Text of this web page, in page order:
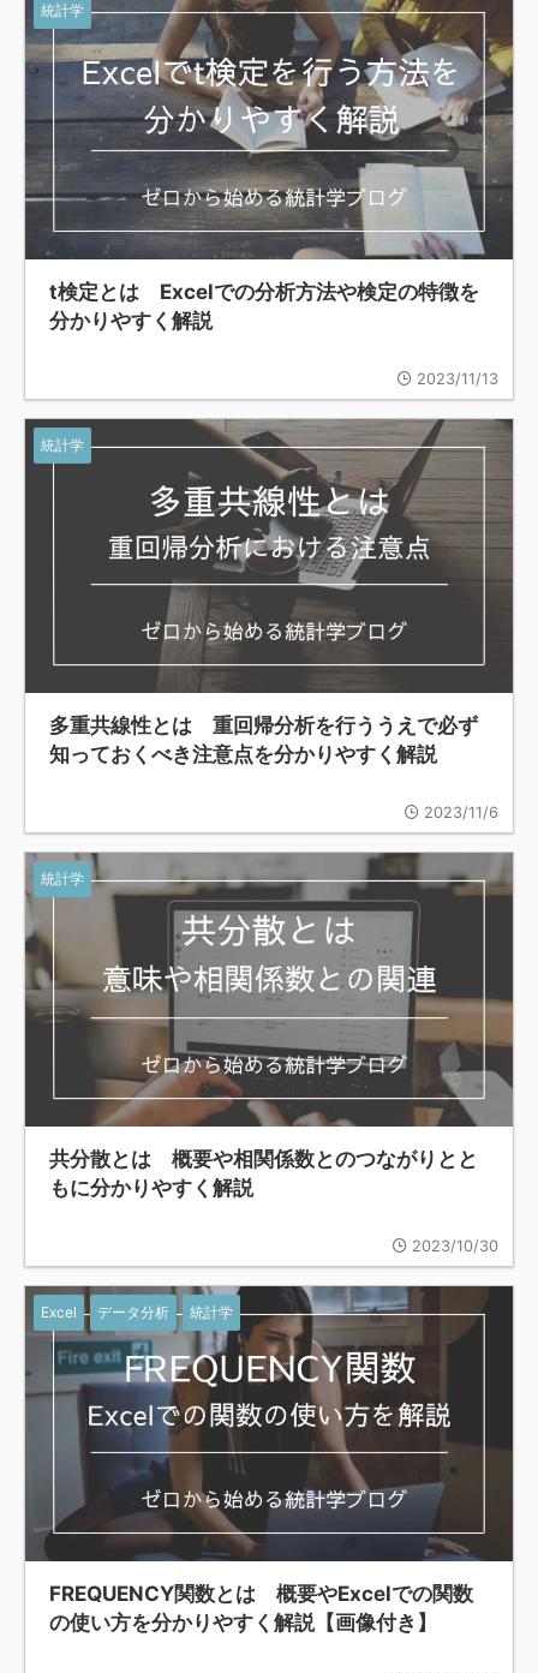
統計学
t検定とは Excelでの分析方法や検定の特徴を
分かりやすく解説
2023/11/13
統計学
多重共線性とは 重回帰分析を行ううえで必ず
知っておくべき注意点を分かりやすく解説
2023/11/6
統計学
共分散とは 概要や相関係数とのつながりとと
もに分かりやすく解説
2023/10/30
Excel データ分析 統計学
FREQUENCY関数とは 概要やExcelでの関数
の使い方を分かりやすく解説【画像付き】